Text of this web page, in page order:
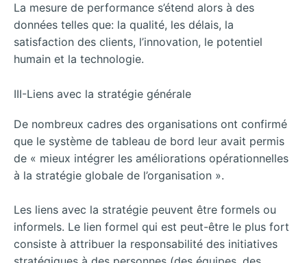
La mesure de performance s’étend alors à des
données telles que: la qualité, les délais, la
satisfaction des clients, l’innovation, le potentiel
humain et la technologie.
III-Liens avec la stratégie générale
De nombreux cadres des organisations ont confirmé
que le système de tableau de bord leur avait permis
de « mieux intégrer les améliorations opérationnelles
à la stratégie globale de l’organisation ».
Les liens avec la stratégie peuvent être formels ou
informels. Le lien formel qui est peut-être le plus fort
consiste à attribuer la responsabilité des initiatives